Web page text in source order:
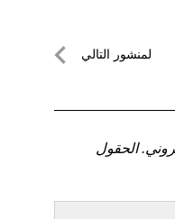
لمنشور التالي
الحقول